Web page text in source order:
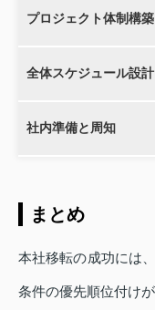
プロジェクト体制構築
全体スケジュール設計
社内準備と周知
まとめ
本社移転の成功には
条件の優先順位付けが